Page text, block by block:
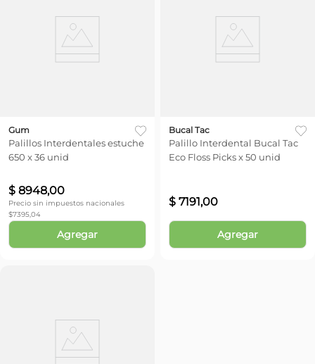
Gum
Palillos Interdentales estuche
650 x 36 unid
$ 8948,00
Precio sin impuestos nacionales
$7395,04
Agregar
Bucal Tac
Palillo Interdental Bucal Tac
Eco Floss Picks x 50 unid
$ 7191,00
Agregar